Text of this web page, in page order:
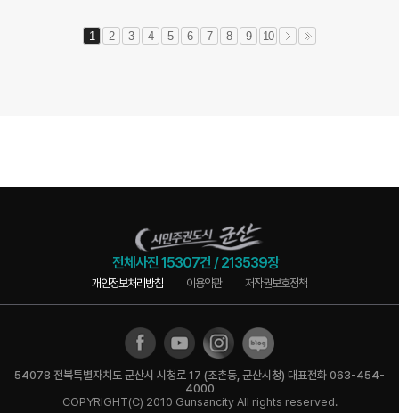
1 2 3 4 5 6 7 8 9 10
전체사진 15307건 /213539장
개인정보처리방침 이용약관 저작권보호정책
54078 전북특별자치도 군산시 시청로 17 (조촌동, 군산시청) 대표전화 063-454-
4000
COPYRIGHT(C) 2010 Gunsancity All rights reserved.